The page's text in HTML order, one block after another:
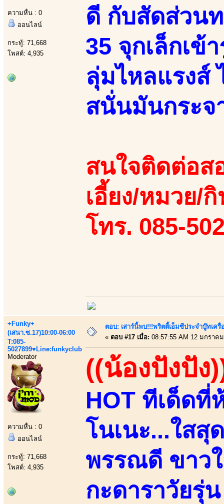
ความหื่น : 0
ออนไลน์
กระทู้: 71,668
โพสต์: 4,935
ดี กับสัดส่วน
35 จุกเล็กเข้
ลุ่มไหลแรงส์
สนั่นมันกระจ
สนใจติดต่อส
เอี้ยง/หมวย/
โทร. 085-
+Funky+
(เสนา.ซ.17)10:00-06:00
T:085-
5027899♥Line:funkyclub
Moderator
ความหื่น : 0
ออนไลน์
กระทู้: 71,668
โพสต์: 4,935
ตอบ: เสาร์นี้พบ!!!พริตตี้เอ็มซีประจำบู๊ทเค
« ตอบ #17 เมื่อ: 08:57:55 AM 12 มกราค
((น้องปังปัง
HOT ทีเด็ด
โนเนะ...ใสสุ
พรรณดี ขาว
กะดาราวัยรุ่